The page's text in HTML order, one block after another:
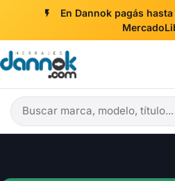
En Dannok pagás
Ir al contenido